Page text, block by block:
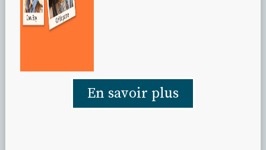
En savoir plus